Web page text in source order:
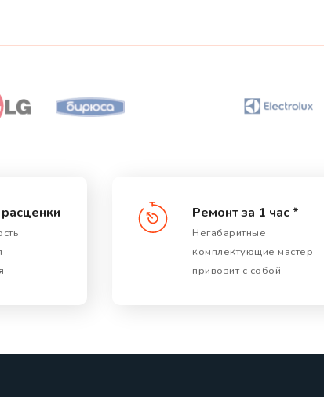
Ремонт за 1 час *
Негабаритные
комплектующие мастер
привозит с собой